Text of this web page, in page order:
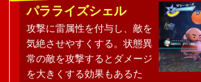
パラライズシェル
攻撃に雷属性を付与し、敵を
気絶させやすくする。状態異
常の敵を攻撃するとダメージ
を大きくする効果もあるた